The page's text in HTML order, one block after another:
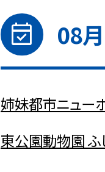
event_available 08
姉妹都市ニュー
東公園動物園